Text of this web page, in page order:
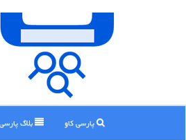
پارسی کاو بلاگ